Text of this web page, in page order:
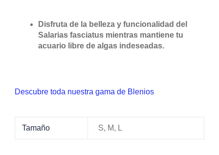
Disfruta de la belleza y funcionalidad del
Salarias fasciatus mientras mantiene tu
acuario libre de algas indeseadas.
Descubre toda nuestra gama de Blenios
Tamaño S, M, L